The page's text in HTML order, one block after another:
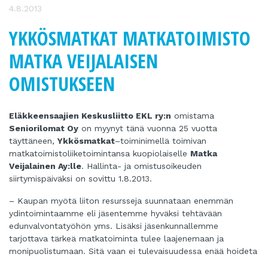
4.8.2013
YKKÖSMATKAT MATKATOIMISTO
MATKA VEIJALAISEN
OMISTUKSEEN
Eläkkeensaajien Keskusliitto EKL ry:n omistama
Seniorilomat Oy on myynyt tänä vuonna 25 vuotta
täyttäneen, Ykkösmatkat–toiminimellä toimivan
matkatoimistoliiketoimintansa kuopiolaiselle Matka
Veijalainen Ay:lle. Hallinta- ja omistusoikeuden
siirtymispäiväksi on sovittu 1.8.2013.
– Kaupan myötä liiton resursseja suunnataan enemmän
ydintoimintaamme eli jäsentemme hyväksi tehtävään
edunvalvontatyöhön yms. Lisäksi jäsenkunnallemme
tarjottava tärkeä matkatoiminta tulee laajenemaan ja
monipuolistumaan. Sitä vaan ei tulevaisuudessa enää hoideta